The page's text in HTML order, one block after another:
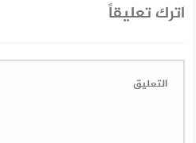
اترك تعليقاً